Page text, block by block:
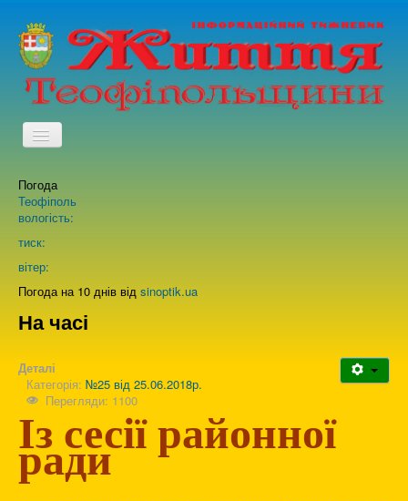
TPL_PROTOSTAR_TOGGLE_MENU
Про нас
Погода
Теофіполь
вологість:
тиск:
вітер:
Погода на 10 днів від sinoptik.ua
На часі
Деталі
Категорія: №25 від 25.06.2018р.
Перегляди: 1100
Із сесії районної
ради